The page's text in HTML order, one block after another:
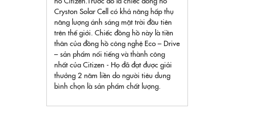
Cryston Solar Cell có khả năng hấp thụ
năng lượng ánh sáng mặt trời đầu tiên
trên thế giới. Chiếc đồng hồ này là tiền
thân của đồng hồ công nghệ Eco – Drive
– sản phẩm nổi tiếng và thành công
nhất của Citizen - Họ đã đạt được giải
thưởng 2 năm liền do người tiêu dung
bình chọn là sản phẩm chất lượng.